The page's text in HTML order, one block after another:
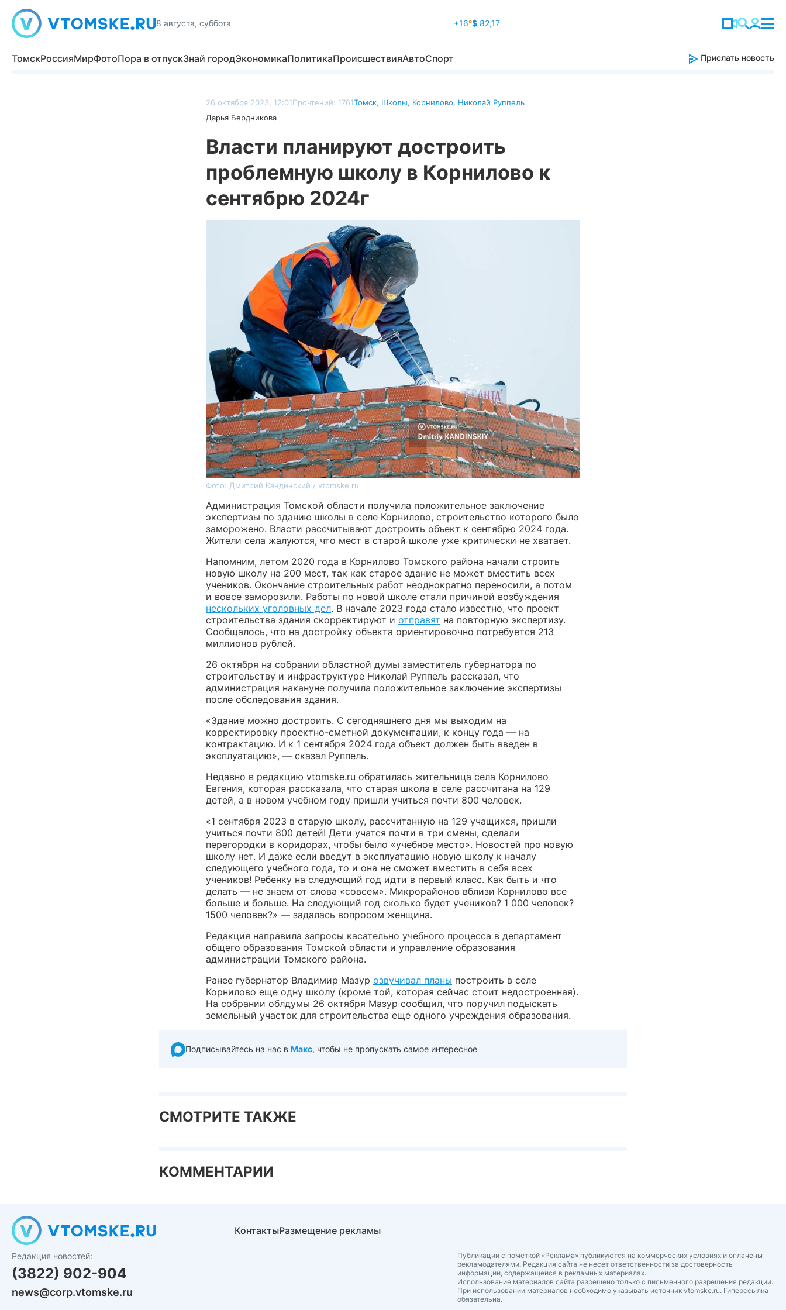
8 августа, суббота +16°$82,17
ТомскРоссияМирФотоПора в отпускЗнай городЭкономикаПолитикаПроисшествияАвтоСпорт Прислать новость
26 октября 2023, 12:01Прочтений: 1761Томск, Школы, Корнилово, Николай Руппель
Дарья Бердникова
Власти планируют достроить
проблемную школу в Корнилово к
сентябрю 2024г
Фото: Дмитрий Кандинский / vtomske.ru
Администрация Томской области получила положительное заключение
экспертизы по зданию школы в селе Корнилово, строительство которого было
заморожено. Власти рассчитывают достроить объект к сентябрю 2024 года.
Жители села жалуются, что мест в старой школе уже критически не хватает.
Напомним, летом 2020 года в Корнилово Томского района начали строить
новую школу на 200 мест, так как старое здание не может вместить всех
учеников. Окончание строительных работ неоднократно переносили, а потом
и вовсе заморозили. Работы по новой школе стали причиной возбуждения
нескольких уголовных дел. В начале 2023 года стало известно, что проект
строительства здания скорректируют и отправят на повторную экспертизу.
Сообщалось, что на достройку объекта ориентировочно потребуется 213
миллионов рублей.
26 октября на собрании областной думы заместитель губернатора по
строительству и инфраструктуре Николай Руппель рассказал, что
администрация накануне получила положительное заключение экспертизы
после обследования здания.
«Здание можно достроить. С сегодняшнего дня мы выходим на
корректировку проектно-сметной документации, к концу года — на
контрактацию. И к 1 сентября 2024 года объект должен быть введен в
эксплуатацию», — сказал Руппель.
Недавно в редакцию vtomske.ru обратилась жительница села Корнилово
Евгения, которая рассказала, что старая школа в селе рассчитана на 129
детей, а в новом учебном году пришли учиться почти 800 человек.
«1 сентября 2023 в старую школу, рассчитанную на 129 учащихся, пришли
учиться почти 800 детей! Дети учатся почти в три смены, сделали
перегородки в коридорах, чтобы было «учебное место». Новостей про новую
школу нет. И даже если введут в эксплуатацию новую школу к началу
следующего учебного года, то и она не сможет вместить в себя всех
учеников! Ребенку на следующий год идти в первый класс. Как быть и что
делать — не знаем от слова «совсем». Микрорайонов вблизи Корнилово все
больше и больше. На следующий год сколько будет учеников? 1 000 человек?
1500 человек?» — задалась вопросом женщина.
Редакция направила запросы касательно учебного процесса в департамент
общего образования Томской области и управление образования
администрации Томского района.
Ранее губернатор Владимир Мазур озвучивал планы построить в селе
Корнилово еще одну школу (кроме той, которая сейчас стоит недостроенная).
На собрании облдумы 26 октября Мазур сообщил, что поручил подыскать
земельный участок для строительства еще одного учреждения образования.
Подписывайтесь на нас в Макс, чтобы не пропускать самое интересное
СМОТРИТЕ ТАКЖЕ
КОММЕНТАРИИ
Редакция новостей:
(3822) 902-904
news@corp.vtomske.ru
КонтактыРазмещение рекламы
Публикации с пометкой «Реклама» публикуются на коммерческих условиях и оплачены
рекламодателями. Редакция сайта не несет ответственности за достоверность
информации, содержащейся в рекламных материалах.
Использование материалов сайта разрешено только с письменного разрешения редакции.
При использовании материалов необходимо указывать источник vtomske.ru. Гиперссылка
обязательна.